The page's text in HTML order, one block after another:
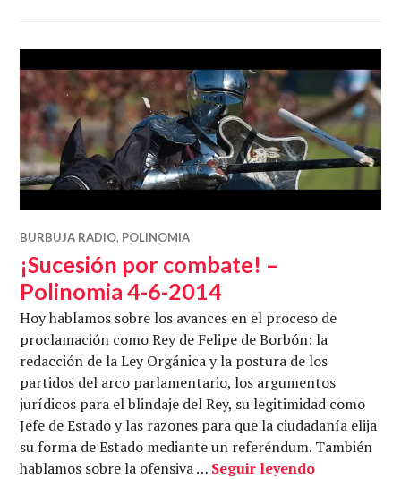
BURBUJA RADIO, POLINOMIA
¡Sucesión por combate! –
Polinomia 4-6-2014
Hoy hablamos sobre los avances en el proceso de
proclamación como Rey de Felipe de Borbón: la
redacción de la Ley Orgánica y la postura de los
partidos del arco parlamentario, los argumentos
jurídicos para el blindaje del Rey, su legitimidad como
Jefe de Estado y las razones para que la ciudadanía elija
su forma de Estado mediante un referéndum. También
hablamos sobre la ofensiva … Seguir leyendo¡Sucesión